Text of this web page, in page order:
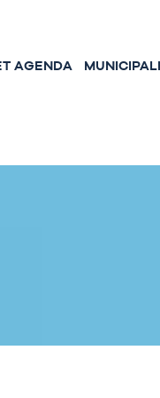
AGENDA